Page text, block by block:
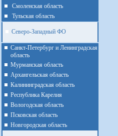
Смоленская область
Тульская область
Северо-Западный ФО
Санкт-Петербург и Ленинградская
область
Мурманская область
Архангельская область
Калининградская область
Республика Карелия
Вологодская область
Псковская область
Новгородская область